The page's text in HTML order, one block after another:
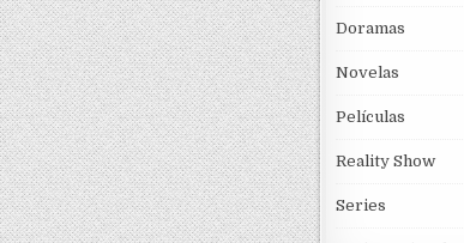
Doramas
Novelas
Películas
Reality Show
Series